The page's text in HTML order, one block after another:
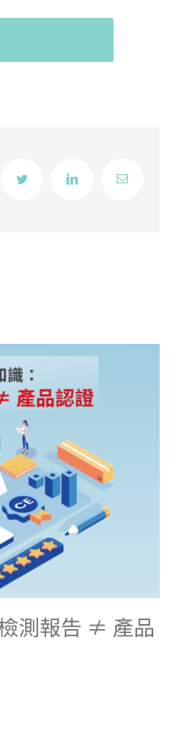
Twitter LinkedIn Email
測報告 ≠ 產品